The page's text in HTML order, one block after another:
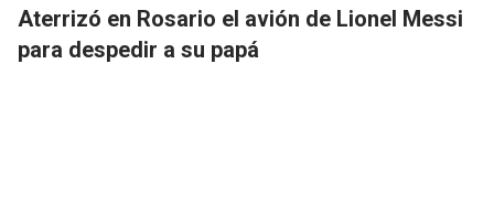
Aterrizó en Rosario el avión de Lionel Messi
para despedir a su papá